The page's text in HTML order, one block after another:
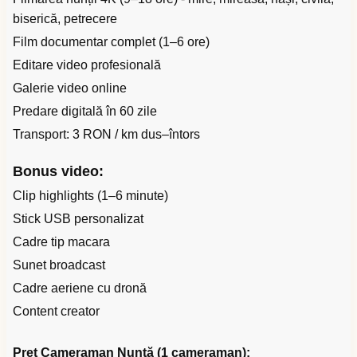
biserică, petrecere
Film documentar complet (1–6 ore)
Editare video profesională
Galerie video online
Predare digitală în 60 zile
Transport: 3 RON / km dus–întors
Bonus video:
Clip highlights (1–6 minute)
Stick USB personalizat
Cadre tip macara
Sunet broadcast
Cadre aeriene cu dronă
Content creator
Preț Cameraman Nuntă (1 cameraman):